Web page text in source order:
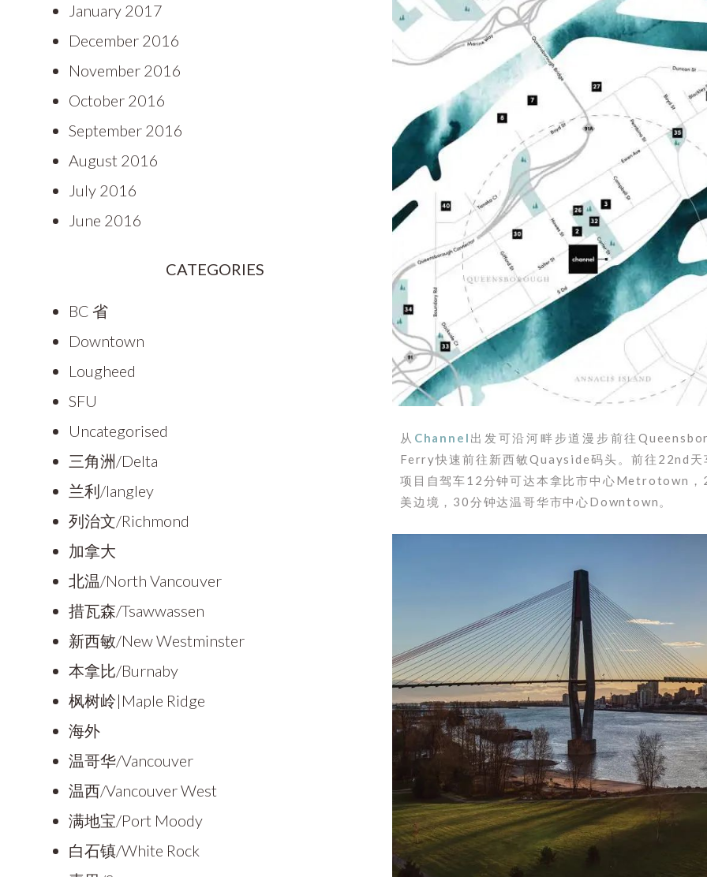
从 Channel 出发可沿河畔步道漫步 前往
Ferry快速前往新西敏Quayside码头。前往22nd
项目自驾车12分钟可达本拿比市中心Metrotown
美边境，30分钟达温哥华市中心Downtown。
January 2017
December 2016
November 2016
October 2016
September 2016
August 2016
July 2016
June 2016
CATEGORIES
BC 省
Downtown
Lougheed
SFU
Uncategorised
三角洲/Delta
兰利/langley
列治文/Richmond
加拿大
北温/North Vancouver
措瓦森/Tsawwassen
新西敏/New Westminster
本拿比/Burnaby
枫树岭|Maple Ridge
海外
温哥华/Vancouver
温西/Vancouver West
满地宝/Port Moody
白石镇/White Rock